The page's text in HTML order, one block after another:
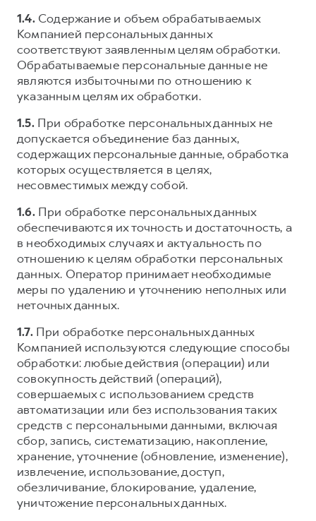
1.4.Содержание и объем обрабатываемых
Компанией персональных данных
соответствуют заявленным целям обработки.
Обрабатываемые персональные данные не
являются избыточными по отношению к
указанным целям их обработки.
1.5.При обработке персональных данных не
допускается объединение баз данных,
содержащих персональные данные, обработка
которых осуществляется в целях,
несовместимых между собой.
1.6.При обработке персональных данных
обеспечиваются их точность и достаточность, а
в необходимых случаях и актуальность по
отношению к целям обработки персональных
данных. Оператор принимает необходимые
меры по удалению и уточнению неполных или
неточных данных.
1.7.При обработке персональных данных
Компанией используются следующие способы
обработки: любые действия (операции) или
совокупность действий (операций),
совершаемых с использованием средств
автоматизации или без использования таких
средств с персональными данными, включая
сбор, запись, систематизацию, накопление,
хранение, уточнение (обновление, изменение),
извлечение, использование, доступ,
обезличивание, блокирование, удаление,
уничтожение персональных данных.